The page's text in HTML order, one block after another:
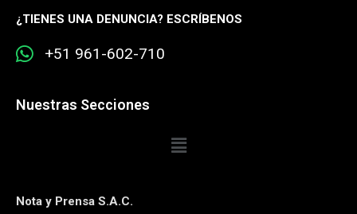
¿TIENES UNA DENUNCIA? ESCRÍBENOS
+51 961-602-710
Nuestras Secciones
Nota y Prensa S.A.C.